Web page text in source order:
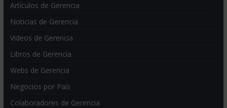
Artículos de Gerencia
Noticias de Gerencia
Videos de Gerencia
Libros de Gerencia
Webs de Gerencia
Negocios por País
Colaboradores de Gerencia